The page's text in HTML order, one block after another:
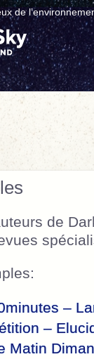
de
de
–
–
Matin